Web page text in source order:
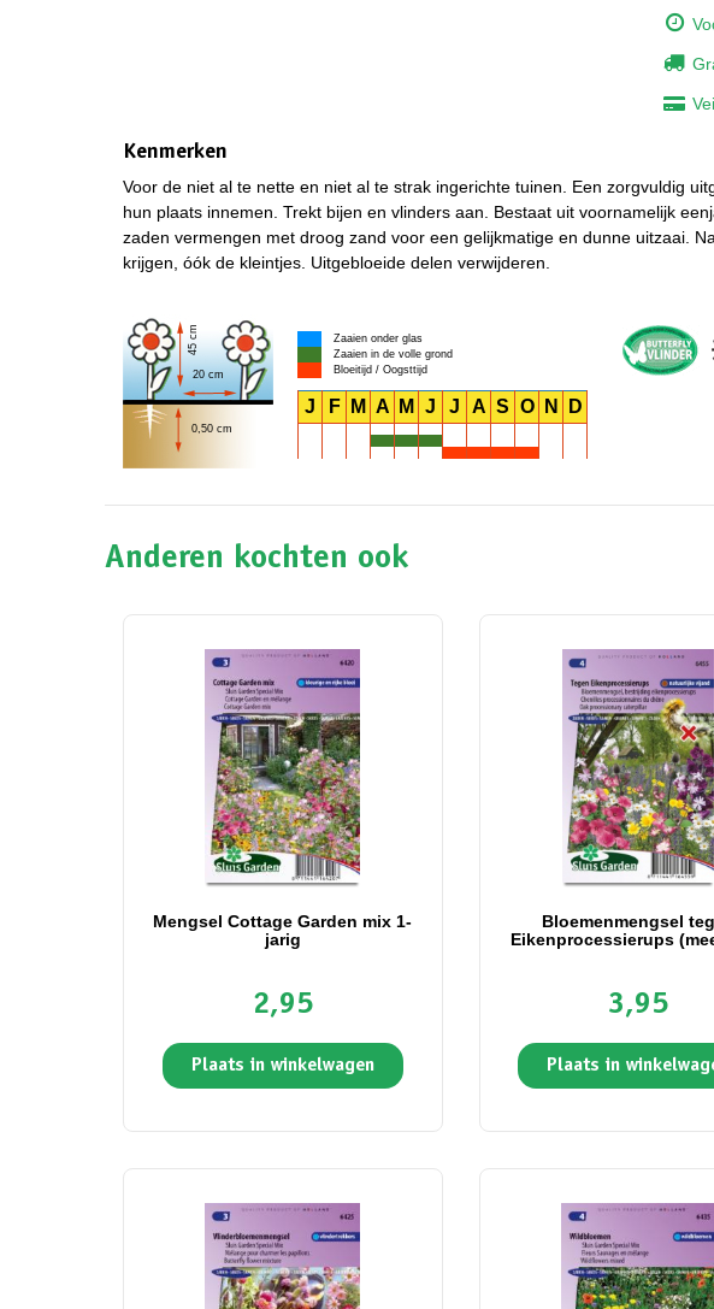
Kenmerken
Voor de niet al te nette en niet al te strak ingerichte tuinen. Een zorgvuldig
hun plaats innemen. Trekt bijen en vlinders aan. Bestaat uit voornamelijk
zaden vermengen met droog zand voor een gelijkmatige en dunne uitzaai.
krijgen, óók de kleintjes. Uitgebloeide delen verwijderen.
0,50 cm
45 cm
20 cm
Zaaien onder glas
Zaaien in de volle grond
Bloeitijd / Oogsttijd
J F M A M J J A S O N D
Anderen kochten ook
Mengsel Cottage Garden mix 1-
jarig
2,95
Plaats in winkelwagen
Bloemenmengsel
Eikenprocessierups
3,95
Plaats in